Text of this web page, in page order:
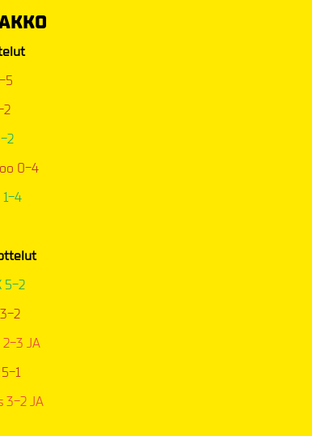
5
2
2
0-4
1-4
5-2
2
2-3 JA
1
3-2 JA